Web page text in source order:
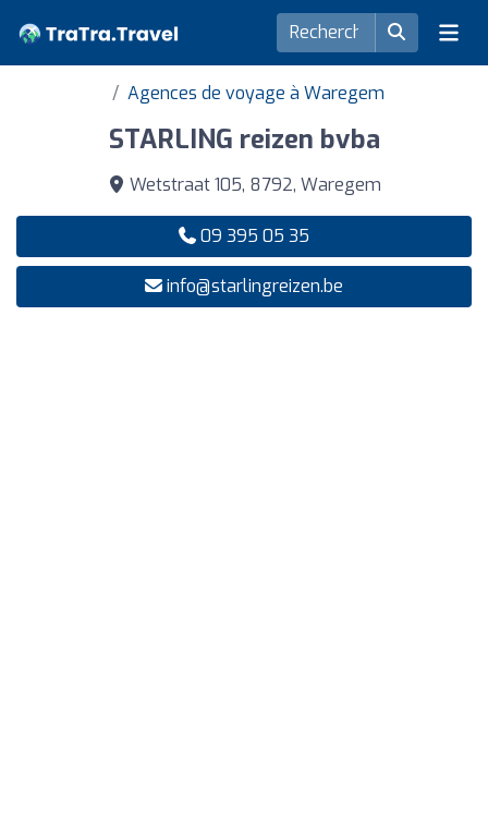
Agences de voyage à Waregem
STARLING reizen bvba
Wetstraat 105, 8792, Waregem
09 395 05 35
info@starlingreizen.be